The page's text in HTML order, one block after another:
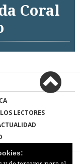
Coral
LECTORES